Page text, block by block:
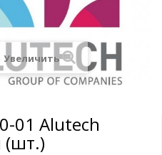
Увеличить
01 Alutech
(шт.)